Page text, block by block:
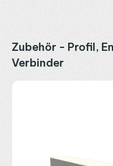
Produktgalerie
Zubehör - Profil,
Verbinder